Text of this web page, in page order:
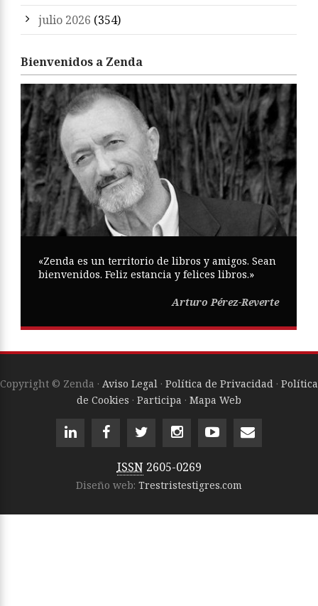
julio 2026 (354)
Bienvenidos a Zenda
«Zenda es un territorio de libros y amigos. Sean
bienvenidos. Feliz estancia y felices libros.»
Arturo Pérez-Reverte
Copyright © Zenda · Aviso Legal · Política de Privacidad · Política
de Cookies · Participa · Mapa Web
ISSN 2605-0269
Diseño web: Trestristestigres.com